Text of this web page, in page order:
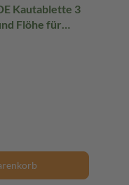
Kautablette 3
Flöhe für